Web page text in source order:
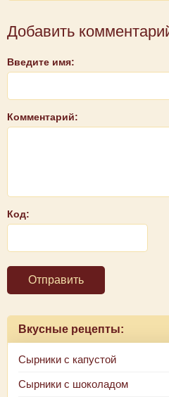
Добавить
Введите имя:
Комментарий:
Код:
Отправить
Вкусные рецепты:
Сырники с капустой
Сырники с шоколадом